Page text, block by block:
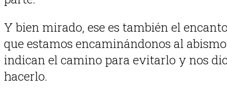
Y bien mirado, ese es también el
que estamos encaminándonos al
indican el camino para evitarlo y nos
hacerlo.